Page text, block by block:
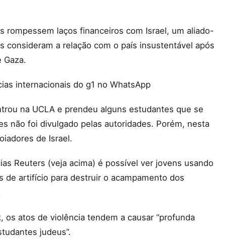
rompessem laços financeiros com Israel, um aliado-
consideram a relação com o país insustentável após
Gaza.
internacionais do g1 no WhatsApp
na UCLA e prendeu alguns estudantes que se
não foi divulgado pelas autoridades. Porém, nesta
de Israel.
Reuters (veja acima) é possível ver jovens usando
de artifício para destruir o acampamento dos
os atos de violência tendem a causar “profunda
judeus”.